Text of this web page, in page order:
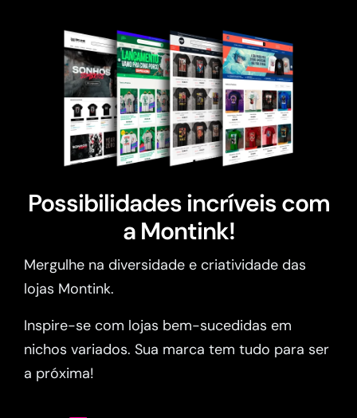
Possibilidades incríveis com
a Montink!
Mergulhe na diversidade e criatividade das
lojas Montink.
Inspire-se com lojas bem-sucedidas em
nichos variados. Sua marca tem tudo para ser
a próxima!